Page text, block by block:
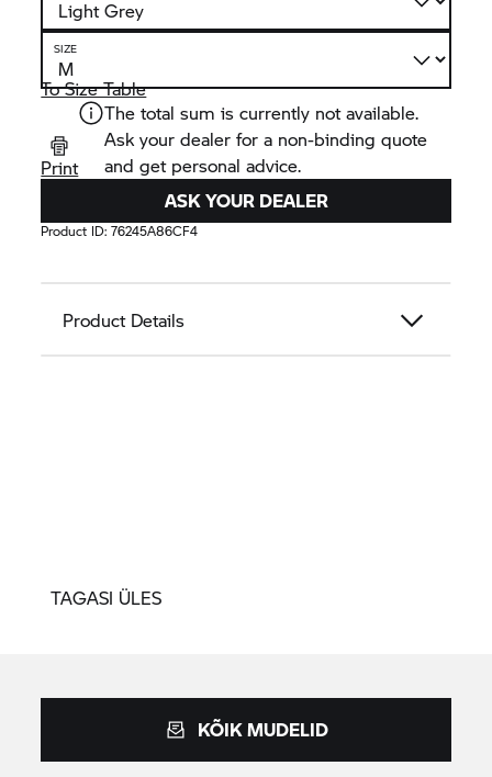
SIZE
To Size Table
Print
The total sum is currently not available.
Ask your dealer for a non-binding quote
and get personal advice.
ASK YOUR DEALER
Product ID:76245A86CF4
Product Details
TAGASI ÜLES
KÕIK MUDELID